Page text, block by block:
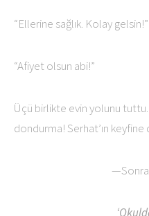
“Ellerine sağlık. Kolay gelsin!”
“Afiyet olsun abi!”
Üçü birlikte evin yolunu
dondurma! Serhat’ın